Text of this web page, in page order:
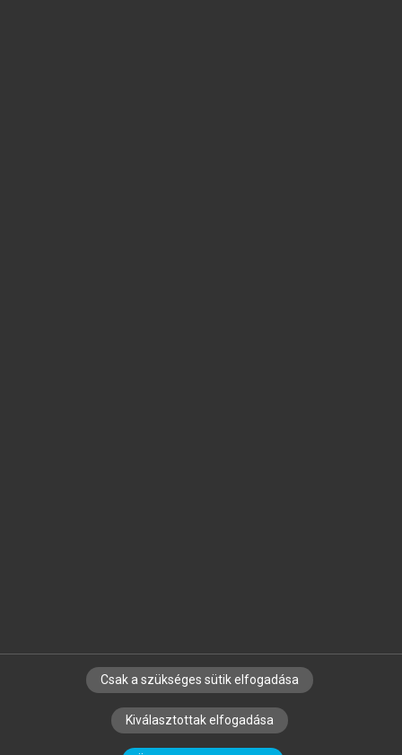
SZERZŐKNEK CÉGEKNEK KÖNYVTÁROSOKNAK
SZERKESZTÉSI ÉS LEKTORÁLÁSI ALAPELVEK
Csak a szükséges sütik elfogadása
Kiválasztottak elfogadása